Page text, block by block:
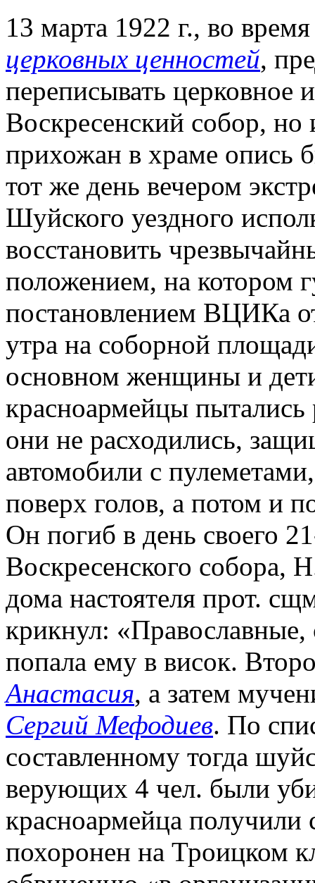
13 марта 1922 г., во
церковных ценностей,
переписывать
Воскресенский собор, но
прихожан в храме опись
тот же день вечером
Шуйского уездного
восстановить
положением, на котором
постановлением ВЦИКа
утра на соборной
основном женщины и
красноармейцы пытались
они не расходились,
автомобили с
поверх голов, а потом и
Он погиб в день своего
Воскресенского собора,
дома настоятеля прот.
крикнул: «Православные,
попала ему в висок.
Анастасия, а затем
Сергий Мефодиев. По
составленному тогда
верующих 4 чел. были
красноармейца
похоронен на Троицком